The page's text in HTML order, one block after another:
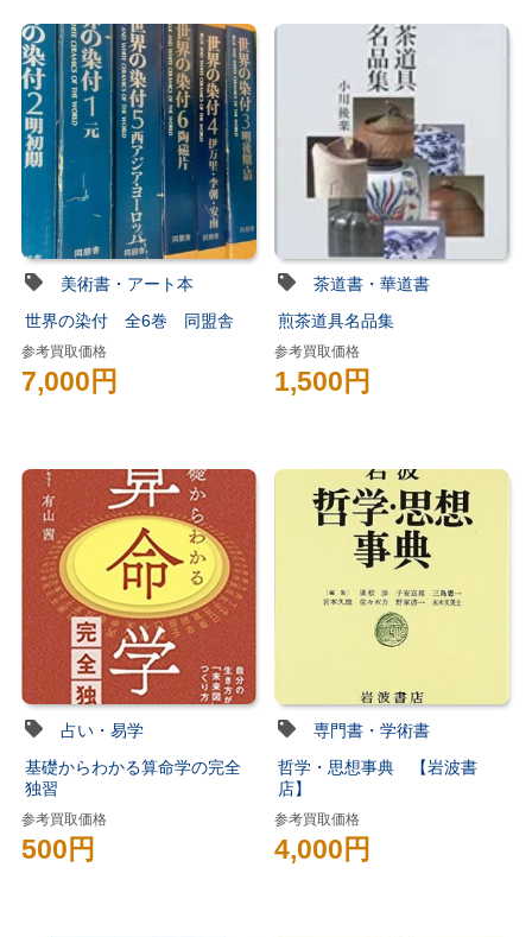
美術書・アート本
世界の染付 全6巻 同盟舎
参考買取価格
7,000円
茶道書・華道書
煎茶道具名品集
参考買取価格
1,500円
占い・易学
基礎からわかる算命学の完全
独習
参考買取価格
500円
専門書・学術書
哲学・思想事典 【岩波書
店】
参考買取価格
4,000円